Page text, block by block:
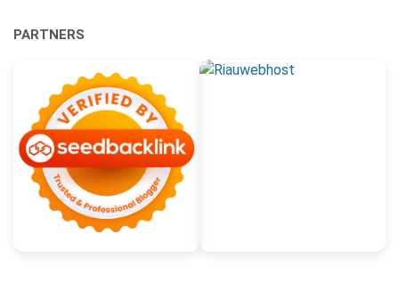
PARTNERS